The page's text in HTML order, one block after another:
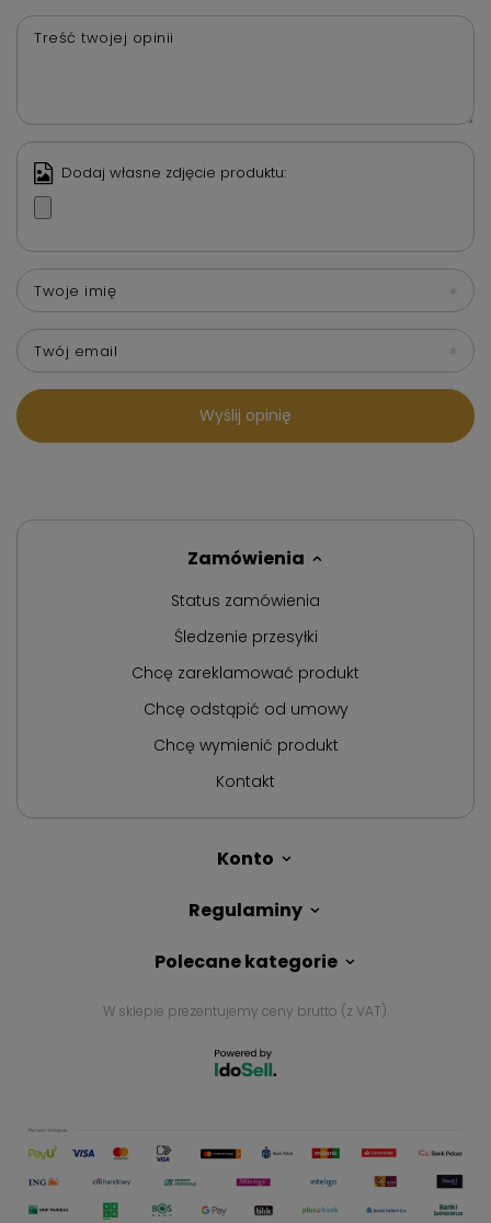
Treść twojej opinii
Dodaj własne zdjęcie produktu:
Twoje imię
Twój email
Wyślij opinię
Zamówienia
Status zamówienia
Śledzenie przesyłki
Chcę zareklamować produkt
Chcę odstąpić od umowy
Chcę wymienić produkt
Kontakt
Konto
Regulaminy
Polecane kategorie
W sklepie prezentujemy ceny brutto (z VAT).